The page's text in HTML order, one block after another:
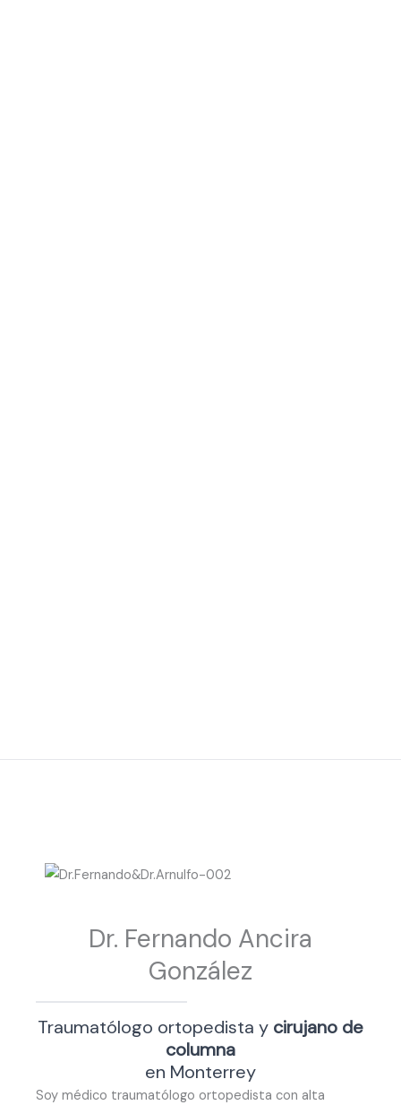
Dr. Fernando Ancira
González
Traumatólogo ortopedista y cirujano de
columna
en Monterrey
Soy médico traumatólogo ortopedista con alta